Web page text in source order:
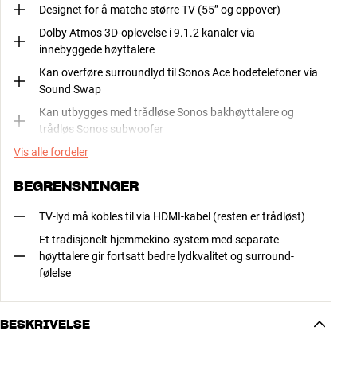
Designet for å matche større TV (55” og oppover)
Dolby Atmos 3D-oplevelse i 9.1.2 kanaler via
innebyggede høyttalere
Kan overføre surroundlyd til Sonos Ace hodetelefoner via
Sound Swap
Kan utbygges med trådløse Sonos bakhøyttalere og
trådløs Sonos subwoofer
Vis alle fordeler
BEGRENSNINGER
TV-lyd må kobles til via HDMI-kabel (resten er trådløst)
Et tradisjonelt hjemmekino-system med separate
høyttalere gir fortsatt bedre lydkvalitet og surround-
følelse
BESKRIVELSE